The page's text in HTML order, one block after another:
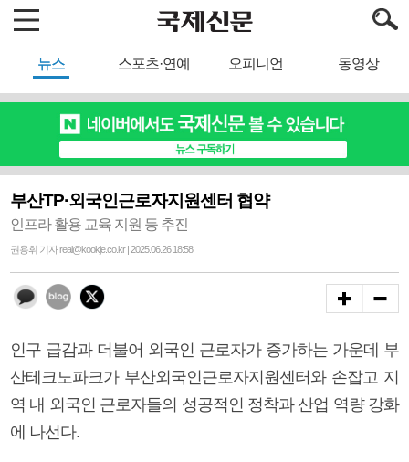
뉴스 스포츠·연예 오피니언 동영상
부산TP·외국인근로자지원센터 협약
인프라 활용 교육 지원 등 추진
권용휘 기자 real@kookje.co.kr | 2025.06.26 18:58
인구 급감과 더불어 외국인 근로자가 증가하는 가운데 부
산테크노파크가 부산외국인근로자지원센터와 손잡고 지
역 내 외국인 근로자들의 성공적인 정착과 산업 역량 강화
에 나선다.